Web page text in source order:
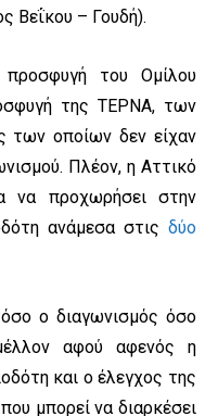
Βεΐκου – Γουδή).
του Ομίλου
της ΤΕΡΝΑ, των
των οποίων δεν είχαν
Πλέον, η Αττικό
να προχωρήσει στην
ανάμεσα στις δύο
ο διαγωνισμός όσο
αφού αφενός η
και ο έλεγχος της
μπορεί να διαρκέσει